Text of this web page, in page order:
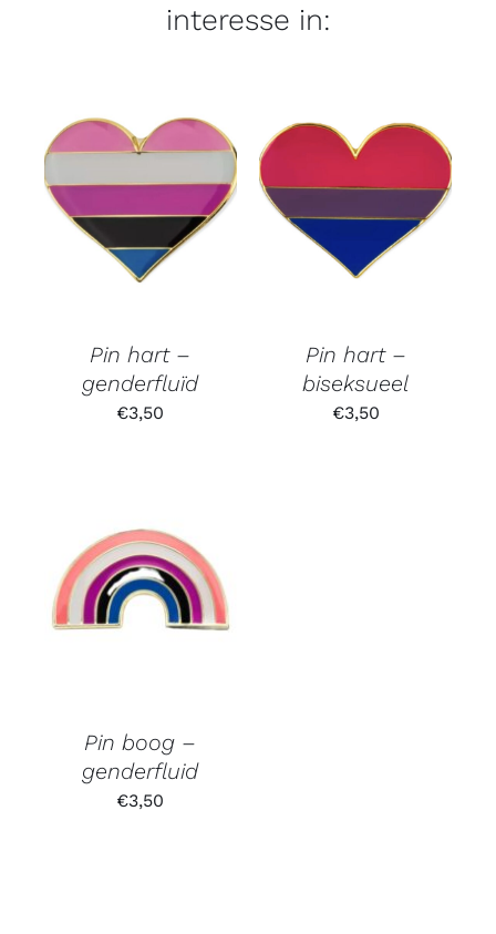
interesse in:
Pin hart –
genderfluïd
€3,50
Pin hart –
biseksueel
€3,50
Pin boog –
genderfluid
€3,50